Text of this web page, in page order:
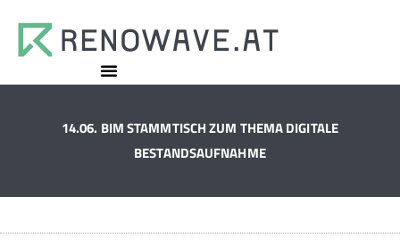
14.06. BIM STAMMTISCH ZUM THEMA DIGITALE
BESTANDSAUFNAHME